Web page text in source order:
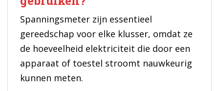
Spanningsmeter zijn essentieel
gereedschap voor elke klusser, omdat ze
de hoeveelheid elektriciteit die door een
apparaat of toestel stroomt nauwkeurig
kunnen meten.